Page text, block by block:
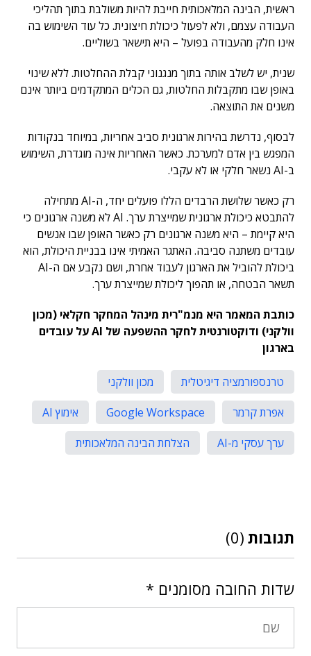
ראשית, הבינה המלאכותית חייבת להיות משולבת בתוך תהליכי
העבודה עצמם, ולא לפעול כיכולת חיצונית. כל עוד השימוש בה
אינו חלק מהעבודה בפועל – היא תישאר בשוליים.
שנית, יש לשלב אותה בתוך מנגנוני קבלת ההחלטות. ללא שינוי
באופן שבו מתקבלות החלטות, גם הכלים המתקדמים ביותר אינם
משנים את התוצאה.
לבסוף, נדרשת בהירות ארגונית סביב אחריות, במיוחד בנקודות
המפגש בין אדם למערכת. כאשר האחריות אינה מוגדרת, השימוש
ב-AI נשאר חלקי או לא עקבי
.
רק כאשר שלושת הרבדים הללו פועלים יחד, ה-AI מתחילה
להתבטא כיכולת ארגונית שמייצרת ערך.
AI לא משנה ארגונים כי
היא קיימת – היא משנה ארגונים רק כאשר האופן שבו אנשים
עובדים משתנה סביבה. האתגר האמיתי אינו בבניית היכולת, הוא
ביכולת להוביל את הארגון לעבוד אחרת, ושם נקבע אם ה-AI
תשאר הבטחה, או תהפוך ליכולת שמייצרת ערך.
כותבת המאמר היא מנמ"רית מינהל המחקר חקלאי (מכון
וולקני) ודוקטורנטית לחקר ההשפעה של AI על עובדים
בארגון
טרנספורמציה דיגיטלית
מכון וולקני
אפרת קרמר
Google Workspace
אימוץ AI
ערך עסקי מ-AI
הצלחת הבינה המלאכותית
תגובות (0)
שדות החובה מסומנים *